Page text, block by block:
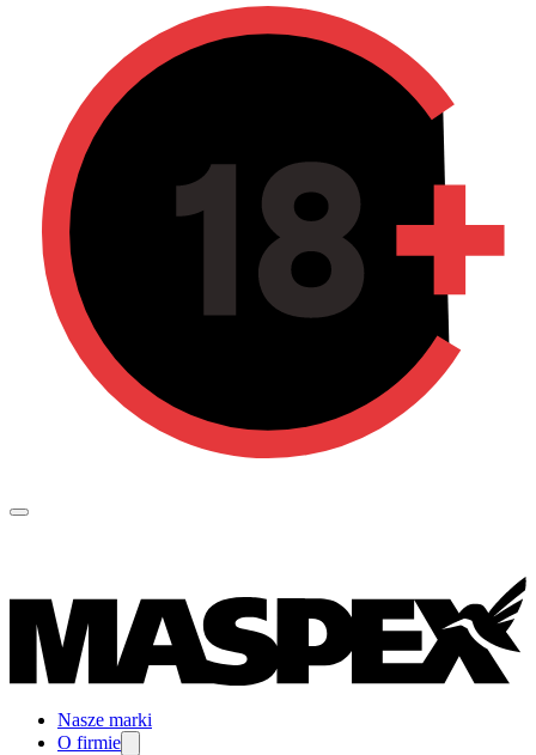
Nasze marki
O firmie